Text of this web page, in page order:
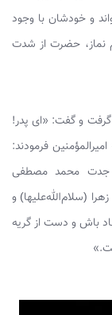
و خودشان با وجود
نماز، حضرت از شدت
و گفت: «ای پدر!
فرمودند:
جدت محمد مصطفى
(سلام‌الله‌علیها) و
باش و دست از گریه